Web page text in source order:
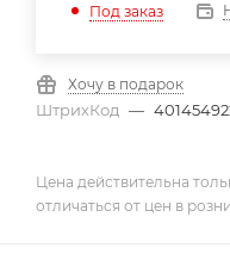
Под заказ
Хочу в подарок
ШтрихКод —
Цена действительна
отличаться от цен в